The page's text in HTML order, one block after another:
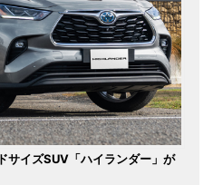
サイズSUV「ハイランダー」が